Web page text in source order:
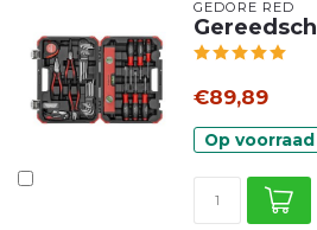
GEDORE RED
€89,89
Op voorraad